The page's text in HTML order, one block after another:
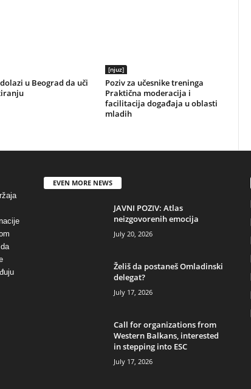
u Beograd da uči
[njuz]
Poziv za učesnike treninga
Praktična moderacija i
facilitacija događaja u oblasti
mladih
EVEN MORE NEWS
JAVNI POZIV: Atlas
neizgovorenih emocija
July 20, 2026
Želiš da postaneš Omladinski
delegat?
July 17, 2026
Call for organizations from
Western Balkans, interested
in stepping into ESC
July 17, 2026